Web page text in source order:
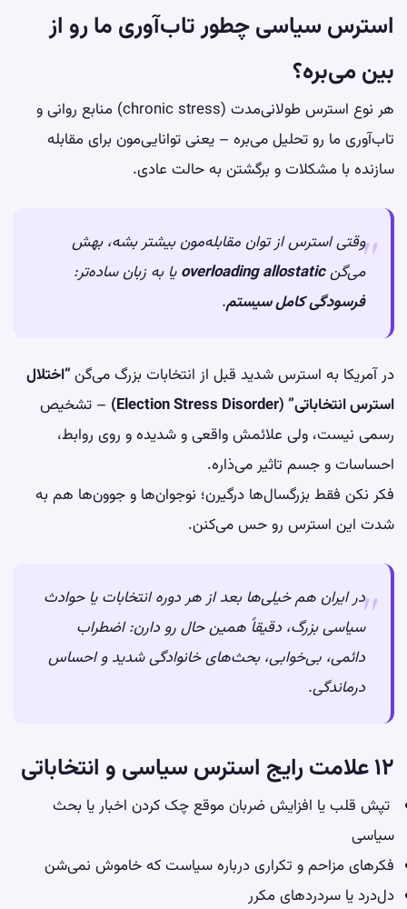
استرس سیاسی چطور تاب‌آوری ما رو از
بین می‌بره؟
هر نوع استرس طولانی‌مدت (chronic stress) منابع روانی و
تاب‌آوری ما رو تحلیل می‌بره – یعنی توانایی‌مون برای مقابله
سازنده با مشکلات و برگشتن به حالت عادی.
وقتی استرس از توان مقابله‌مون بیشتر بشه، بهش
می‌گنoverloading allostaticیا به زبان ساده‌تر:
فرسودگی کامل سیستم.
در آمریکا به استرس شدید قبل از انتخابات بزرگ می‌گن“اختلال
استرس انتخاباتی” (Election Stress Disorder)
– تشخیص
رسمی نیست، ولی علائمش واقعی و شدیده و روی روابط،
احساسات و جسم تاثیر می‌ذاره.
فکر نکن فقط بزرگسال‌ها درگیرن؛ نوجوان‌ها و جوون‌ها هم به
شدت این استرس رو حس می‌کنن.
در ایران هم خیلی‌ها بعد از هر دوره انتخابات یا حوادث
سیاسی بزرگ، دقیقاً همین حال رو دارن: اضطراب
دائمی، بی‌خوابی، بحث‌های خانوادگی شدید و احساس
درماندگی.
۱۲ علامت رایج استرس سیاسی و انتخاباتی
تپش قلب یا افزایش ضربان موقع چک کردن اخبار یا بحث
سیاسی
فکرهای مزاحم و تکراری درباره سیاست که خاموش نمی‌شن
دل‌درد یا سردردهای مکرر